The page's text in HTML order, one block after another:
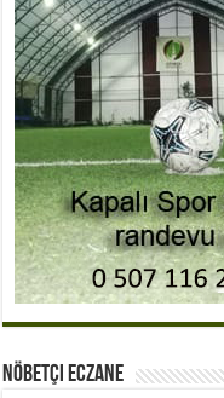
Nöbetçi Eczane